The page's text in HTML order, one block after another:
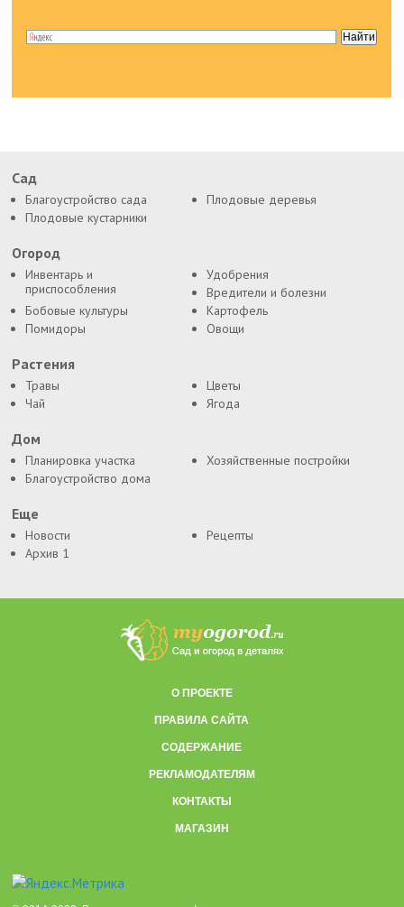
Сад
Благоустройство сада
Плодовые деревья
Плодовые кустарники
Огород
Инвентарь и
приспособления
Удобрения
Вредители и болезни
Бобовые культуры
Картофель
Помидоры
Овощи
Растения
Травы
Цветы
Чай
Ягода
Дом
Планировка участка
Хозяйственные постройки
Благоустройство дома
Еще
Новости
Рецепты
Архив 1
О ПРОЕКТЕ
ПРАВИЛА САЙТА
СОДЕРЖАНИЕ
РЕКЛАМОДАТЕЛЯМ
КОНТАКТЫ
МАГАЗИН